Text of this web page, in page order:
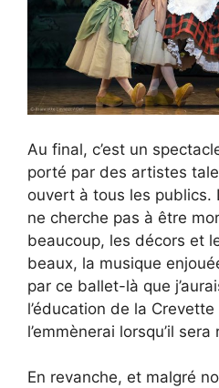
Au final, c’est un
porté par des artistes
ouvert à tous les publics.
ne cherche pas à être
beaucoup, les décors et
beaux, la musique
par ce ballet-là que
l’éducation de la
l’emmènerai lorsqu’il sera
En revanche, et malgré